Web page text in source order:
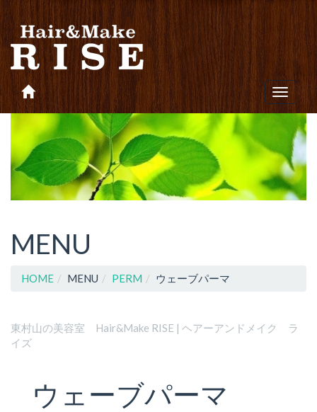
Toggle
MENU
HOME MENU PERM ウェーブパーマ
東村山の美容室 Hair&Make RISE | ヘアーアンドメイク ラ
イズ
ウェーブパーマ